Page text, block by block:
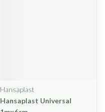
Hansaplast
Hansaplast Universal